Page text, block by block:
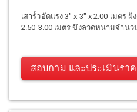
เสารั้วอัดแรง 3" x 3" x 2.00 เมตร
2.50-3.00 เมตร ขึงลวดหนามจำนว
สอบถาม และประเมินรา